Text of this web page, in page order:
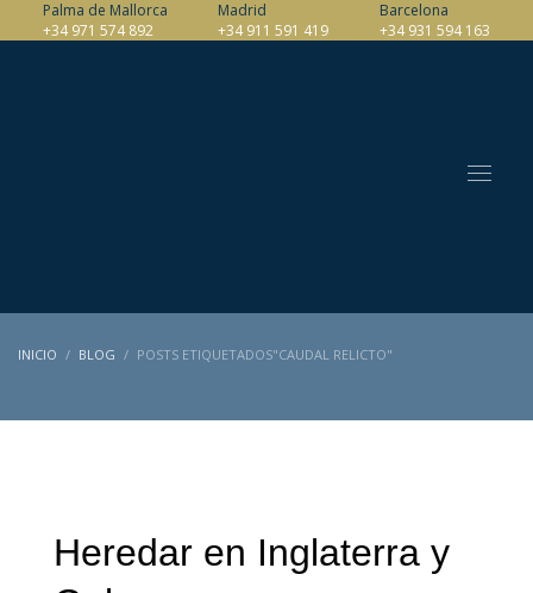
Palma de Mallorca
+34 971 574 892
Madrid
+34 911 591 419
Barcelona
+34 931 594 163
INICIO BLOG POSTS ETIQUETADOS"CAUDAL RELICTO"
Heredar en Inglaterra y